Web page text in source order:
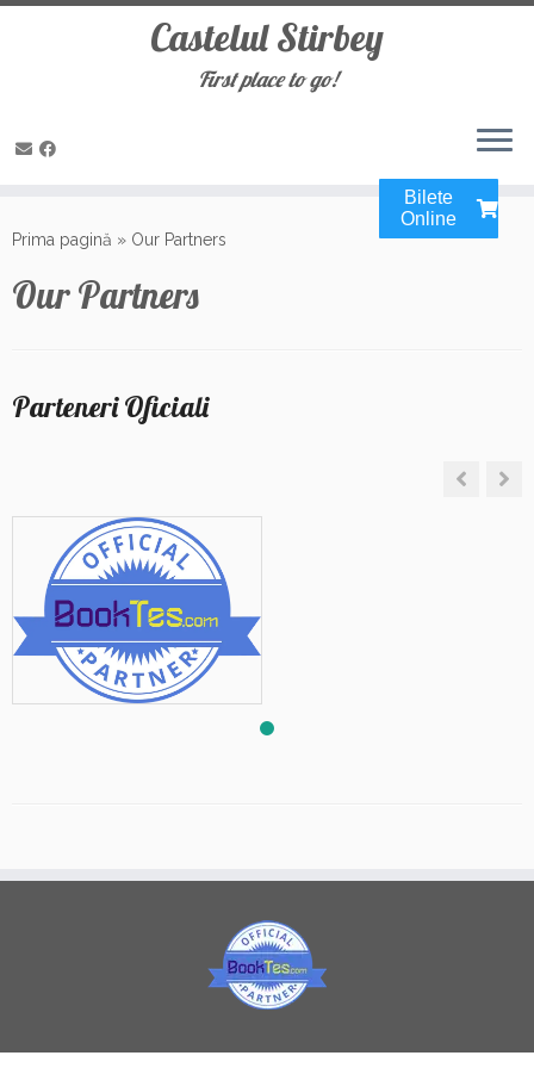
Castelul Stirbey
First place to go!
Prima pagină » Our Partners
Our Partners
Parteneri Oficiali
Bilete
Online